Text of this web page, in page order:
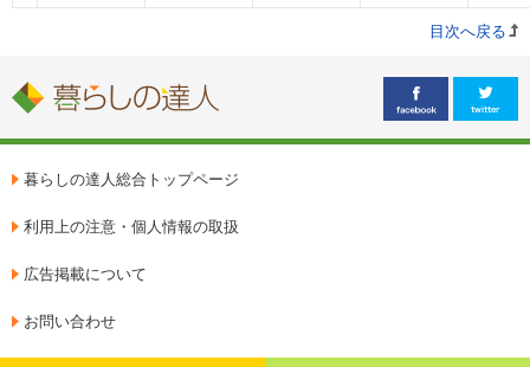
目次へ戻る
暮らしの達人総合トップページ
利用上の注意・個人情報の取扱
広告掲載について
お問い合わせ